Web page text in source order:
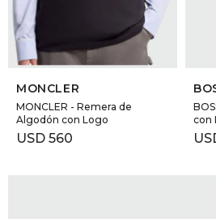
SELECCIONAR TALLE
MONCLER
MONCLER - Remera de
Algodón con Logo
USD 560
con